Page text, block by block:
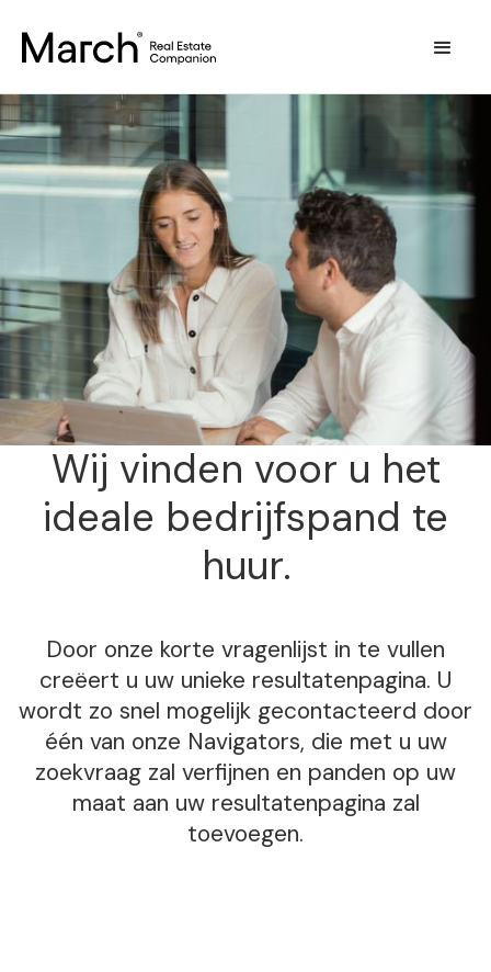
Wij vinden voor u het
ideale bedrijfspand te
huur.
Door onze korte vragenlijst in te vullen
creëert u uw unieke resultatenpagina. U
wordt zo snel mogelijk gecontacteerd door
één van onze Navigators, die met u uw
zoekvraag zal verfijnen en panden op uw
maat aan uw resultatenpagina zal
toevoegen.